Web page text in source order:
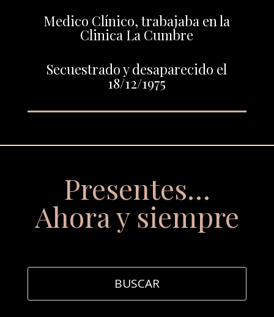
Medico Clínico, trabajaba en la
Clinica La Cumbre
Secuestrado y desaparecido el
18/12/1975
Presentes…
Ahora y siempre